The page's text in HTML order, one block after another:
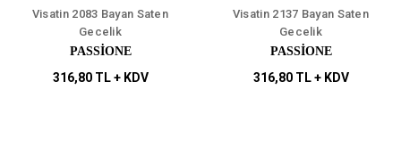
Visatin 2083 Bayan Saten
Gecelik
PASSİONE
316,80 TL + KDV
Visatin 2137 Bayan Saten
Gecelik
PASSİONE
316,80 TL + KDV